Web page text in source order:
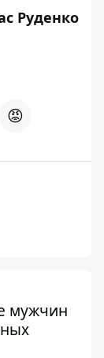
Руденко
😡
мужчин